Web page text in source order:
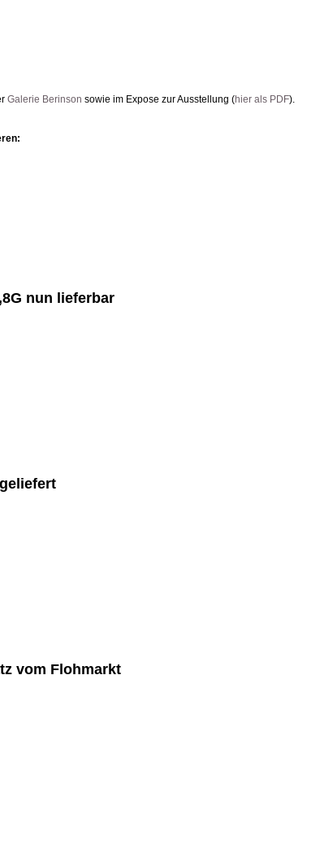
Galerie Berinson sowie im Expose zur Ausstellung (hier als PDF).
nun lieferbar
vom Flohmarkt